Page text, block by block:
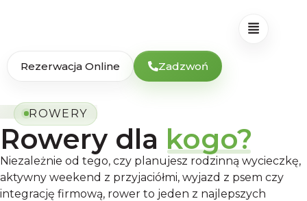
Rezerwacja Online Zadzwoń
ROWERY
Rowery dla kogo?
Niezależnie od tego, czy planujesz rodzinną wycieczkę,
aktywny weekend z przyjaciółmi, wyjazd z psem czy
integrację firmową, rower to jeden z najlepszych